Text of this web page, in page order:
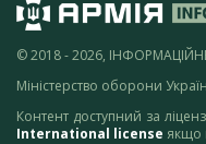
© 2018 - 2026,
Міністерство оборони
Контент доступний за
International license якщо